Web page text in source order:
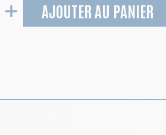
AJOUTER AU PANIER